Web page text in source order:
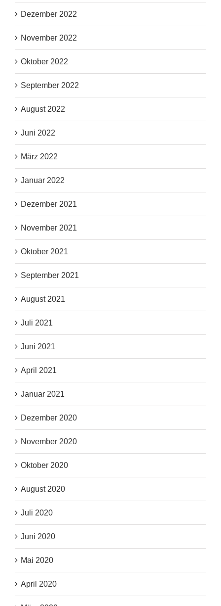
Dezember 2022
November 2022
Oktober 2022
September 2022
August 2022
Juni 2022
März 2022
Januar 2022
Dezember 2021
November 2021
Oktober 2021
September 2021
August 2021
Juli 2021
Juni 2021
April 2021
Januar 2021
Dezember 2020
November 2020
Oktober 2020
August 2020
Juli 2020
Juni 2020
Mai 2020
April 2020